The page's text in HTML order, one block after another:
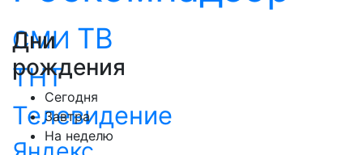
СМИ ТВ
ТНТ
Телевидение
Дни
рождения
Сегодня
Завтра
На неделю